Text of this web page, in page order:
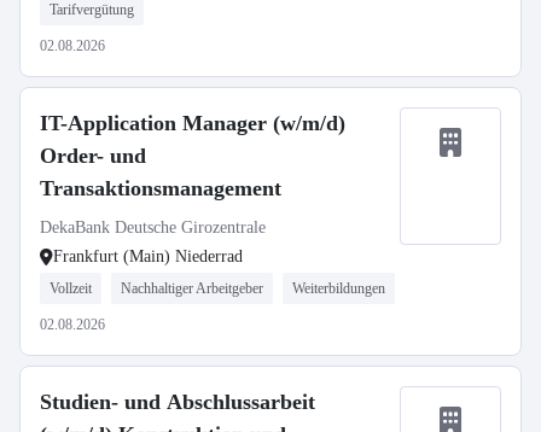
Tarifvergütung
02.08.2026
IT-Application Manager (w/m/d)
Order- und
Transaktionsmanagement
DekaBank Deutsche Girozentrale
Frankfurt (Main) Niederrad
Vollzeit Nachhaltiger Arbeitgeber Weiterbildungen
02.08.2026
Studien- und Abschlussarbeit